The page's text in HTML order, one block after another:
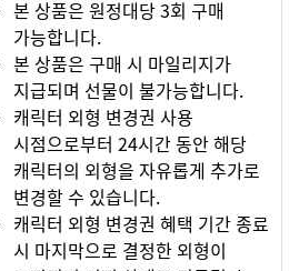
본 상품은 원정대당 3회 구매
가능합니다.
본 상품은 구매 시 마일리지가
지급되며 선물이 불가능합니다.
캐릭터 외형 변경권 사용
시점으로부터 24시간 동안 해당
캐릭터의 외형을 자유롭게 추가로
변경할 수 있습니다.
캐릭터 외형 변경권 혜택 기간 종료
시 마지막으로 결정한 외형이